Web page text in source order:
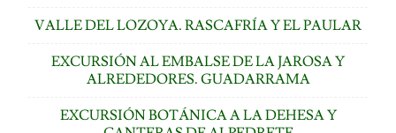
VALLE DEL LOZOYA. RASCAFRÍA Y EL PAULAR
EXCURSIÓN AL EMBALSE DE LA JAROSA Y
ALREDEDORES. GUADARRAMA
EXCURSIÓN BOTÁNICA A LA DEHESA Y